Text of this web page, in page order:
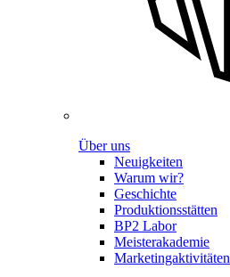
Über uns
Neuigkeiten
Warum wir?
Geschichte
Produktionsstätten
BP2 Labor
Meisterakademie
Marketingaktivitäten